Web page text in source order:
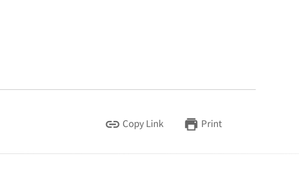
Copy Link Print